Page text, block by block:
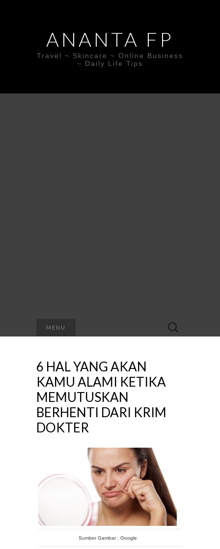
ANANTA FP
Travel ~ Skincare ~ Online Business
~ Daily Life Tips
MENU
Search
for:
6 HAL YANG AKAN
KAMU ALAMI KETIKA
MEMUTUSKAN
BERHENTI DARI KRIM
DOKTER
Sumber Gambar : Google